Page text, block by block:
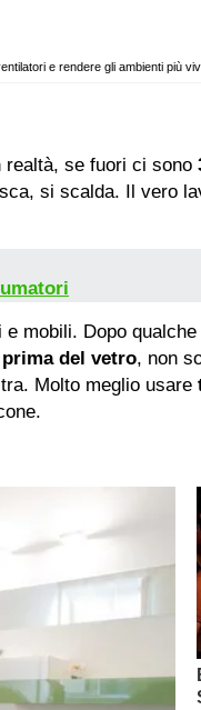
e rendere gli ambienti più
se fuori ci sono
si scalda. Il vero
mobili. Dopo
prima del vetro, non
Molto meglio usare